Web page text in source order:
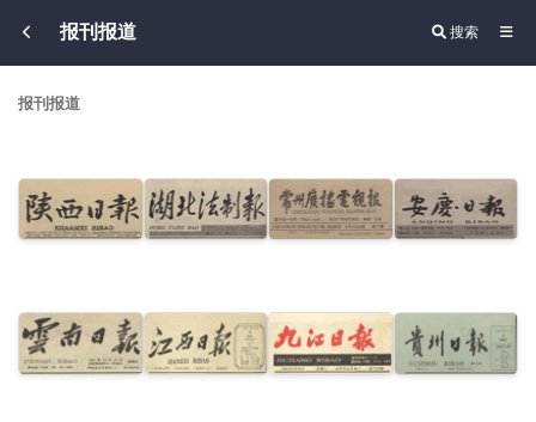
报刊报道 搜索
报刊报道